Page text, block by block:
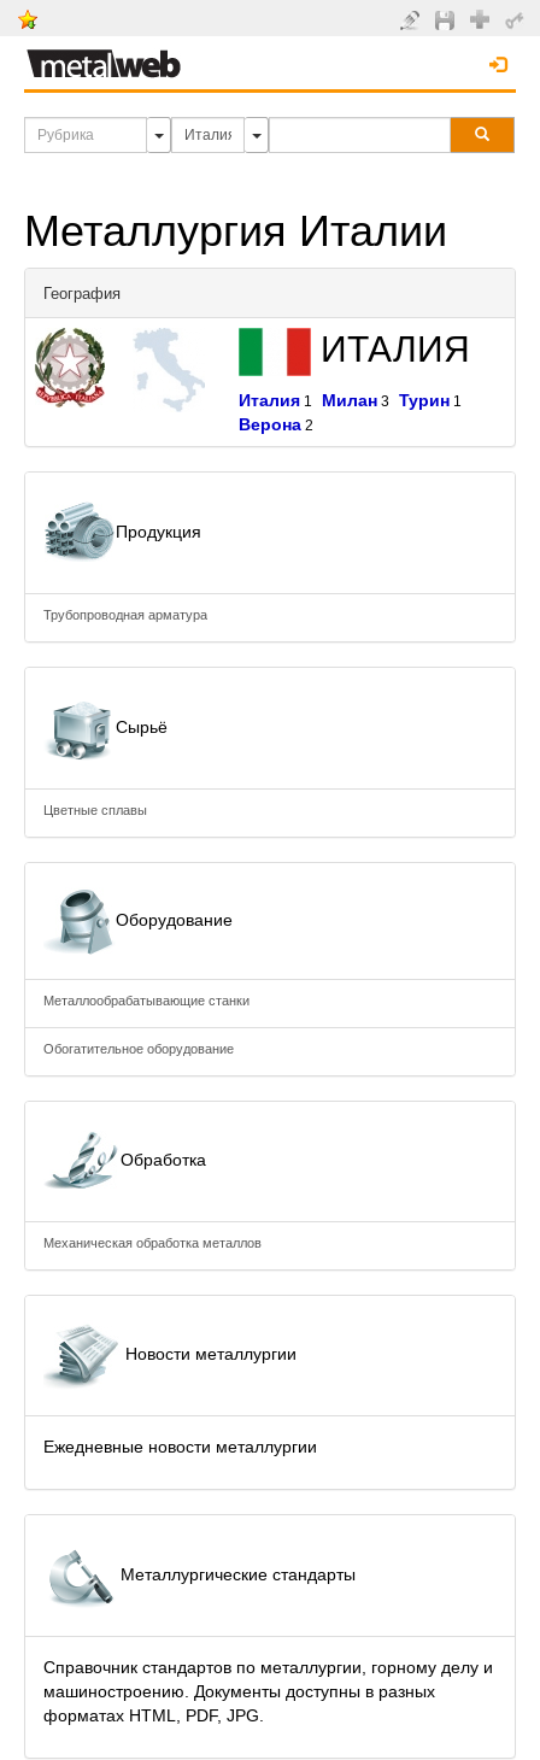
Металлургия Италии
География
ИТАЛИЯ
Италия 1 Милан 3 Турин 1
Верона 2
Продукция
Трубопроводная арматура
Сырьё
Цветные сплавы
Оборудование
Металлообрабатывающие станки
Обогатительное оборудование
Обработка
Механическая обработка металлов
Новости металлургии
Ежедневные новости металлургии
Металлургические стандарты
Справочник стандартов по металлургии, горному делу и
машиностроению. Документы доступны в разных
форматах HTML, PDF, JPG.